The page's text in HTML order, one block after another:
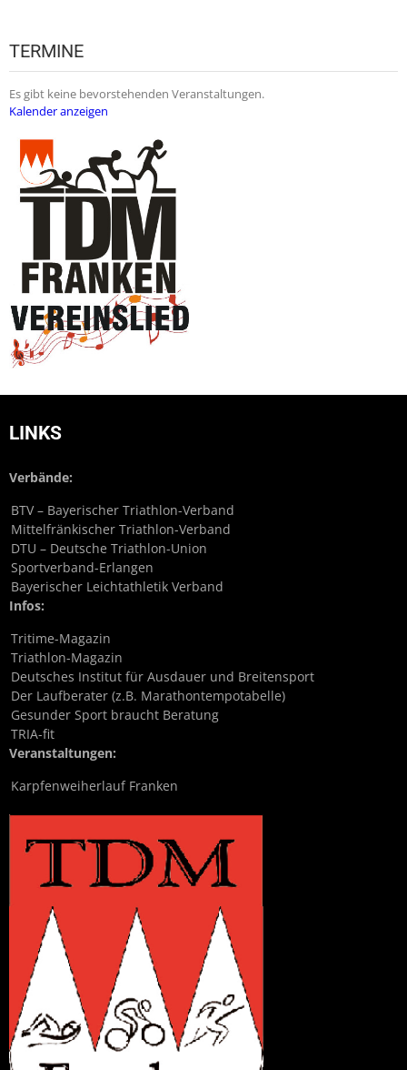
TERMINE
Es gibt keine bevorstehenden Veranstaltungen.
Kalender anzeigen
LINKS
Verbände:
BTV – Bayerischer Triathlon-Verband
Mittelfränkischer Triathlon-Verband
DTU – Deutsche Triathlon-Union
Sportverband-Erlangen
Bayerischer Leichtathletik Verband
Infos:
Tritime-Magazin
Triathlon-Magazin
Deutsches Institut für Ausdauer und Breitensport
Der Laufberater (z.B. Marathontempotabelle)
Gesunder Sport braucht Beratung
TRIA-fit
Veranstaltungen:
Karpfenweiherlauf Franken